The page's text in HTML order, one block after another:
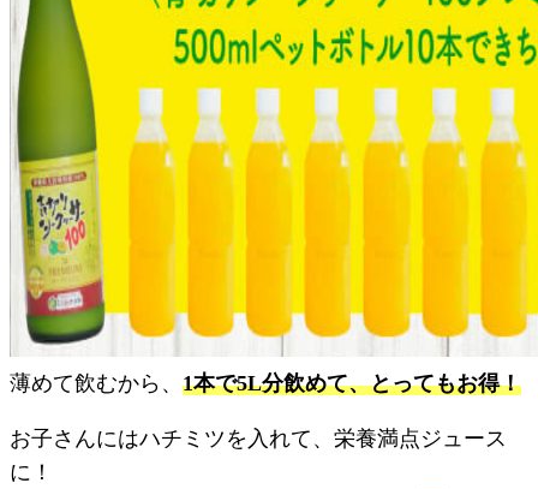
薄めて飲むから、 1本で5L分飲めて、とってもお得！
お子さんにはハチミツを入れて、栄養満点ジュース
に！